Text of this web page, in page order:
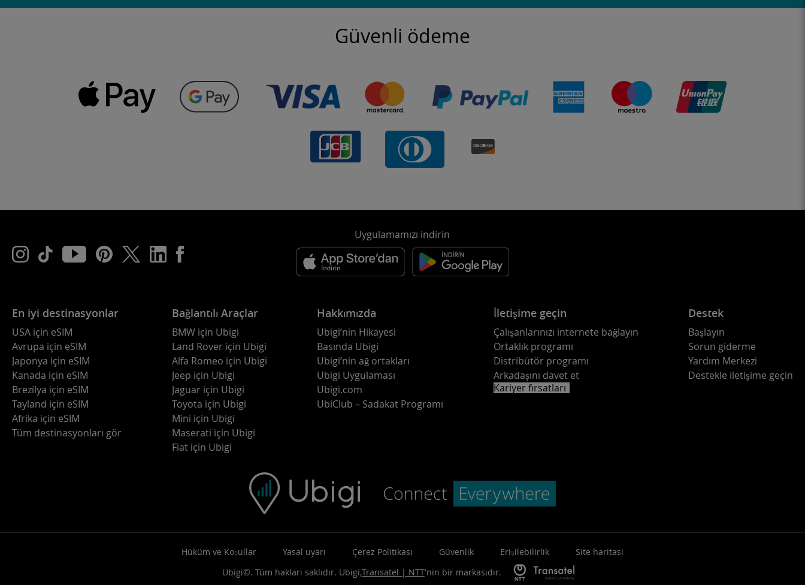
Güvenli ödeme
Uygulamamızı indirin
En iyi destinasyonlar
USA için eSIM
Avrupa için eSIM
Japonya için eSIM
Kanada için eSIM
Brezilya için eSIM
Tayland için eSIM
Afrika için eSIM
Tüm destinasyonları gör
Bağlantılı Araçlar
BMW için Ubigi
Land Rover için Ubigi
Alfa Romeo için Ubigi
Jeep için Ubigi
Jaguar için Ubigi
Toyota için Ubigi
Mini için Ubigi
Maserati için Ubigi
Fiat için Ubigi
Hakkımızda
Ubigi’nin Hikayesi
Basında Ubigi
Ubigi’nin ağ ortakları
Ubigi Uygulaması
Ubigi.com
UbiClub – Sadakat Programı
İletişime geçin
Çalışanlarınızı internete bağlayın
Ortaklık programı
Distribütör programı
Arkadaşını davet et
Kariyer fırsatları
Destek
Başlayın
Sorun giderme
Yardım Merkezi
Destekle iletişime geçin
Hüküm ve Koşullar Yasal uyarı Çerez Politikası Güvenlik Erişilebilirlik
Site haritasi
Ubigi©. Tüm hakları saklıdır. Ubigi,Transatel | NTT'nin bir markasıdır.